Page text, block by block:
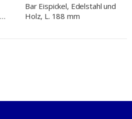
Bar Eispickel, Edelstahl und
Holz, L. 188 mm